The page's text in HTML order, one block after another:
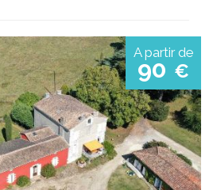
A partir de
90 €